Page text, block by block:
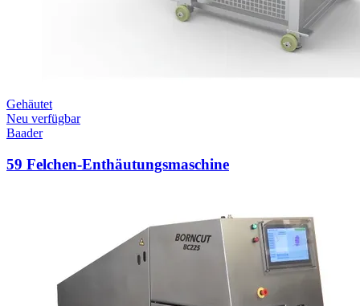
Gehäutet
Neu verfügbar
Baader
59 Felchen-Enthäutungsmaschine